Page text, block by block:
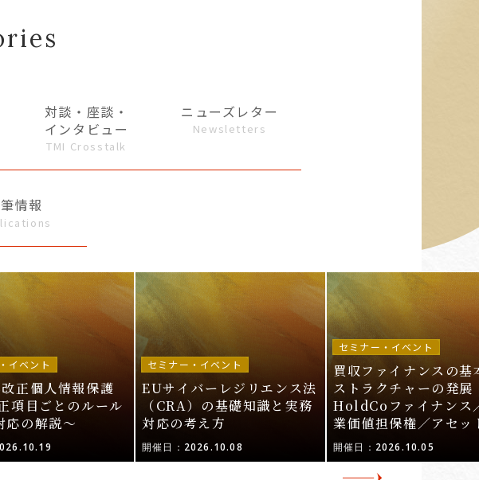
対談・座談・
インタビュー
TMI Crosstalk
ニューズレター
Newsletters
情報
イベント
正個人情報保護
項目ごとのルール
応の解説〜
セミナー・イベント
EUサイバーレジリエンス法
（CRA）の基礎知識と実務
対応の考え方
開催日：2026.10.08
セミナー・イベント
買収ファイナンスの基
ストラクチャーの発展
HoldCoファイナンス
業価値担保権／アセッ
活用〜
開催日：2026.10.05